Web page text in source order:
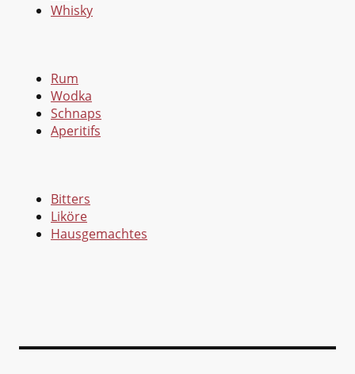
Whisky
Rum
Wodka
Schnaps
Aperitifs
Bitters
Liköre
Hausgemachtes